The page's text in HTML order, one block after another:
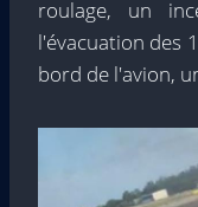
roulage, un
l'évacuation des
bord de l'avion,